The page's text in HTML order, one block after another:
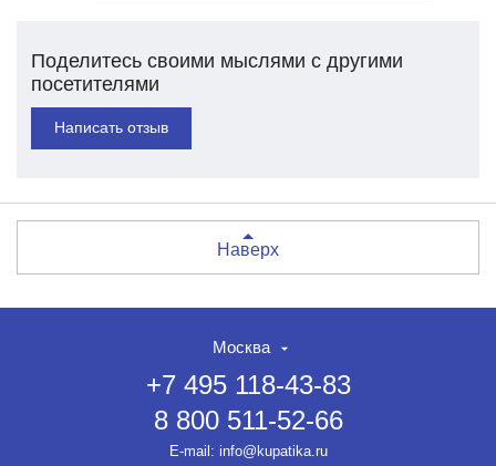
Поделитесь своими мыслями с другими
посетителями
Написать отзыв
Наверх
Москва
+7 495 118-43-83
8 800 511-52-66
E-mail: info@kupatika.ru